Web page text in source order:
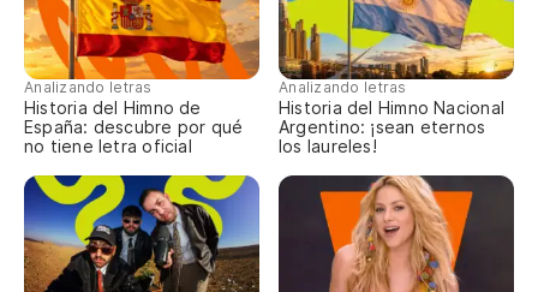
Analizando letras
Historia del Himno de
España: descubre por qué
no tiene letra oficial
Analizando letras
Historia del Himno Nacional
Argentino: ¡sean eternos
los laureles!